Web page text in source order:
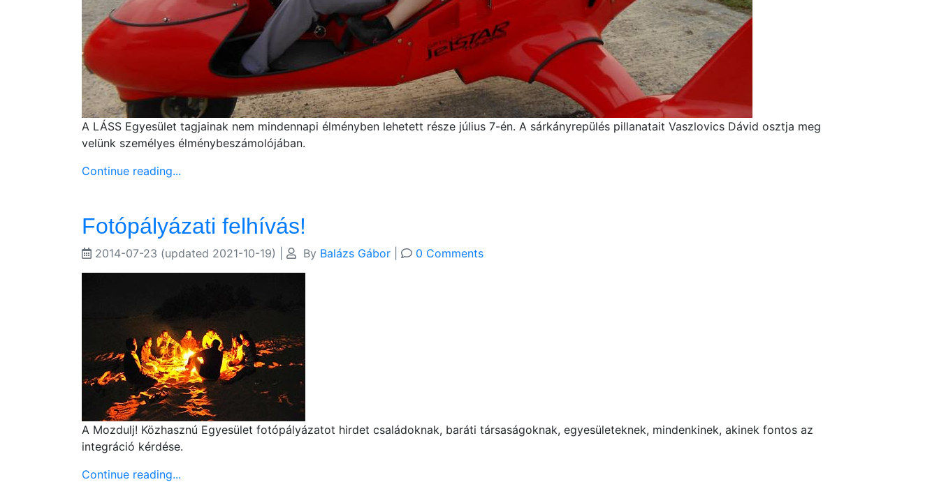
A LÁSS Egyesület tagjainak nem mindennapi élményben lehetett része július 7-én. A sárkányrepülés pillanatait Vaszlovics Dávid osztja meg
velünk személyes élménybeszámolójában.
Continue reading...
Fotópályázati felhívás!
2014-07-23 (updated 2021-10-19) By Balázs Gábor 0 Comments
A Mozdulj! Közhasznú Egyesület fotópályázatot hirdet családoknak, baráti társaságoknak, egyesületeknek, mindenkinek, akinek fontos az
integráció kérdése.
Continue reading...